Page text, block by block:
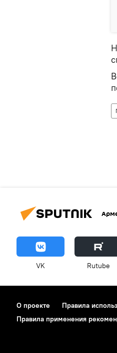
VK Rutube
О проекте Правила
Правила применения